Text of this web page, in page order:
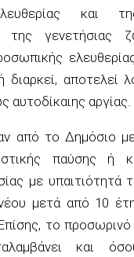
και
της γενετήσιας
διαρκεί, αποτελεί
αργίας.
από το Δημόσιο
παύσης ή
με υπαιτιότητά
μετά από 10
το
και